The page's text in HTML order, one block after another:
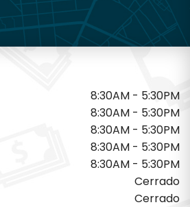
8:30AM - 5:30PM
8:30AM - 5:30PM
8:30AM - 5:30PM
8:30AM - 5:30PM
8:30AM - 5:30PM
Cerrado
Cerrado